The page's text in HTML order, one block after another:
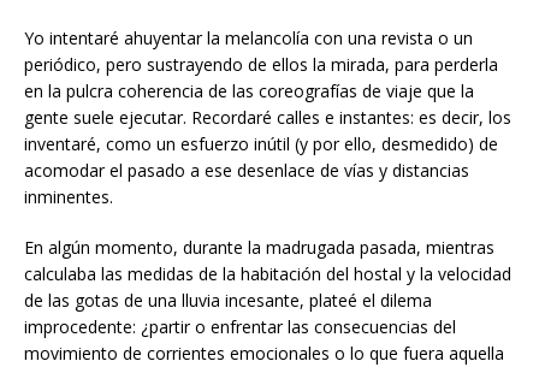
Yo intentaré ahuyentar la melancolía con una revista o un
periódico, pero sustrayendo de ellos la mirada, para perderla
en la pulcra coherencia de las coreografías de viaje que la
gente suele ejecutar. Recordaré calles e instantes: es decir, los
inventaré, como un esfuerzo inútil (y por ello, desmedido) de
acomodar el pasado a ese desenlace de vías y distancias
inminentes.
En algún momento, durante la madrugada pasada, mientras
calculaba las medidas de la habitación del hostal y la velocidad
de las gotas de una lluvia incesante, plateé el dilema
improcedente: ¿partir o enfrentar las consecuencias del
movimiento de corrientes emocionales o lo que fuera aquella